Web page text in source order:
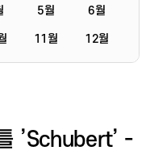
5월 6월
11월 12월
’Schubert’ -